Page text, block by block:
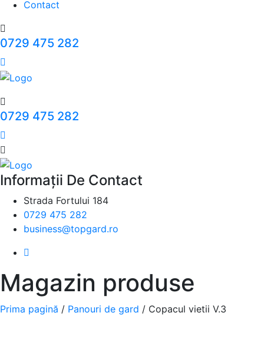
Contact
0729 475 282
0729 475 282
Informații De Contact
Strada Fortului 184
0729 475 282
business@topgard.ro
Magazin produse
Prima pagină / Panouri de gard / Copacul vietii V.3